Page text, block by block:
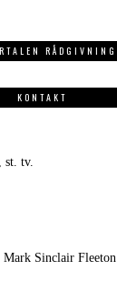
RÅDGIVNING
KONTAKT
st. tv.
Mark Sinclair Fleeton